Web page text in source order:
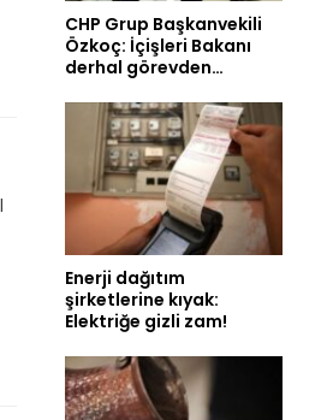
CHP Grup Başkanvekili
Özkoç: İçişleri Bakanı
derhal görevden…
Enerji dağıtım
şirketlerine kıyak:
Elektriğe gizli zam!